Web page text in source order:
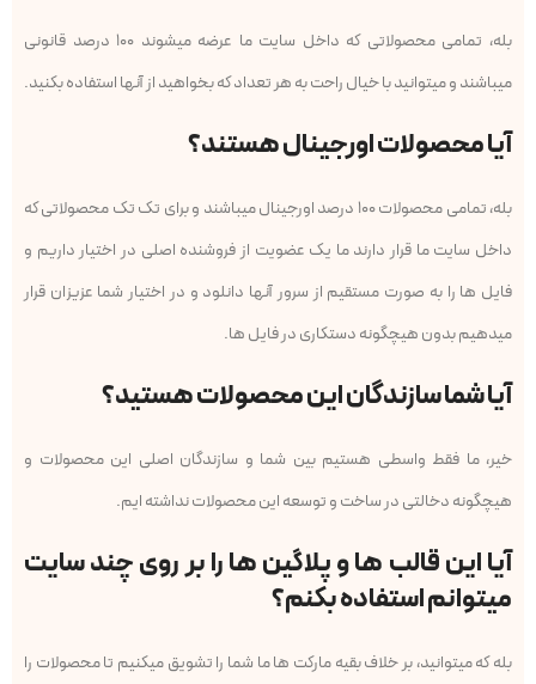
بله، تمامی محصولاتی که داخل سایت ما عرضه میشوند ۱۰۰ درصد قانونی
میباشند و میتوانید با خیال راحت به هر تعداد که بخواهید از آنها استفاده بکنید.
آیا محصولات اورجینال هستند؟
بله، تمامی محصولات ۱۰۰ درصد اورجینال میباشند و برای تک تک محصولاتی که
داخل سایت ما قرار دارند ما یک عضویت از فروشنده اصلی در اختیار داریم و
فایل ها را به صورت مستقیم از سرور آنها دانلود و در اختیار شما عزیزان قرار
میدهیم بدون هیچگونه دستکاری در فایل ها.
آیا شما سازندگان این محصولات هستید؟
خیر، ما فقط واسطی هستیم بین شما و سازندگان اصلی این محصولات و
هیچگونه دخالتی در ساخت و توسعه این محصولات نداشته ایم.
آیا این قالب ها و پلاگین ها را بر روی چند سایت
میتوانم استفاده بکنم؟
بله که میتوانید، بر خلاف بقیه مارکت ها ما شما را تشویق میکنیم تا محصولات را